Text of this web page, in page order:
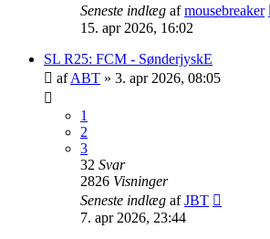
Seneste indlæg afmousebreaker
15. apr 2026, 16:02
SL R25: FCM - SønderjyskE
afABT » 3. apr 2026, 08:05
1
2
3
32 Svar
2826 Visninger
Seneste indlæg afJBT
7. apr 2026, 23:44